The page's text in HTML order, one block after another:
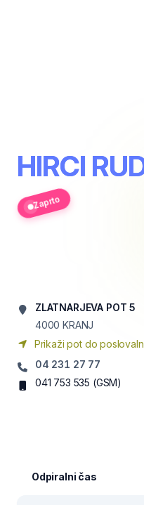
HIRCI
Zaprto
ZLATNARJEVA POT 5
4000 KRANJ
Prikaži pot do
04 231 27 77
041 753 535 (GSM)
Odpiralni čas